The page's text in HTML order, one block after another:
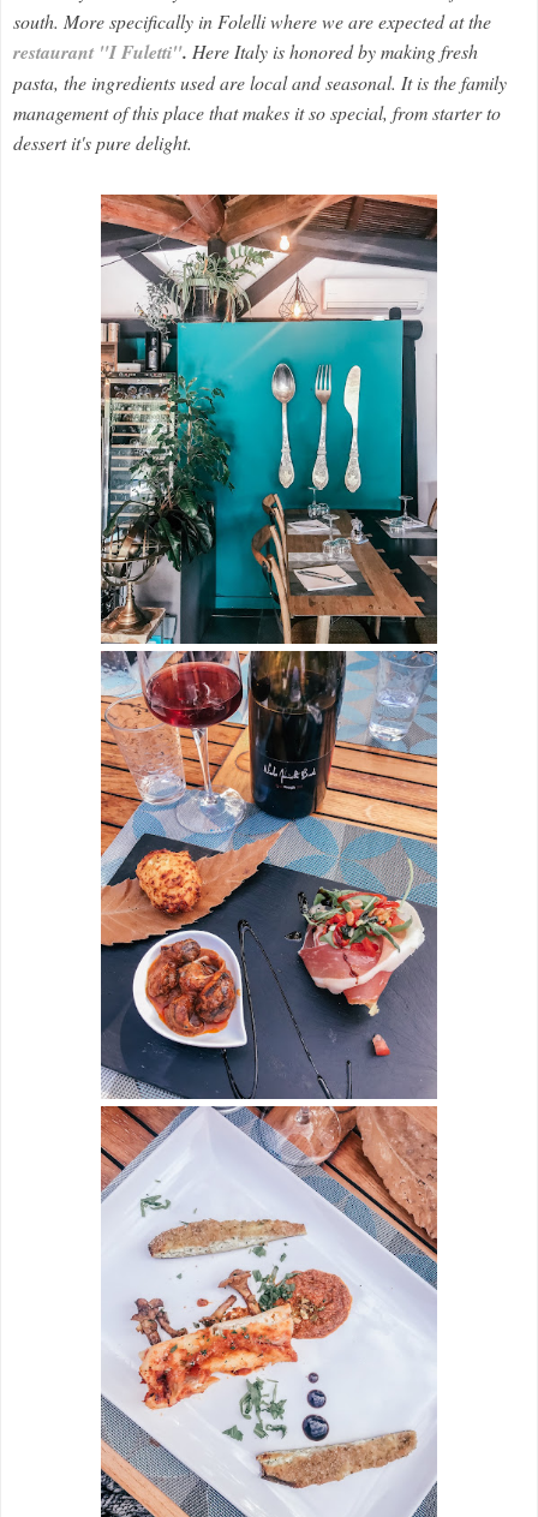
south. More specifically in Folelli where we are expected at the
restaurant "I Fuletti". Here Italy is honored by making fresh
pasta, the ingredients used are local and seasonal. It is the family
management of this place that makes it so special, from starter to
dessert it's pure delight.